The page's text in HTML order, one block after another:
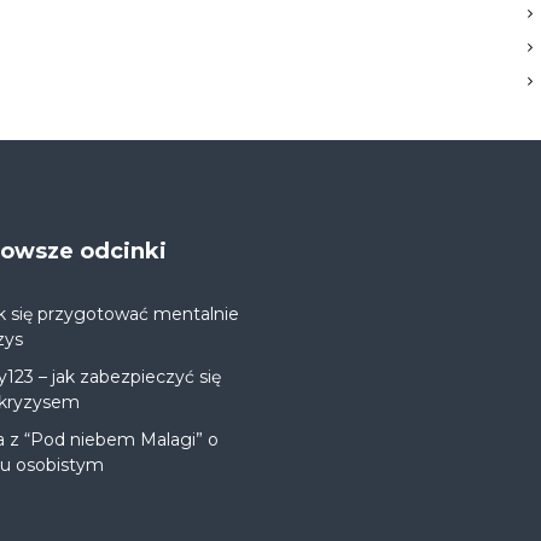
odcinki
się przygotować mentalnie
– jak zabezpieczyć się
z “Pod niebem Malagi” o
osobistym